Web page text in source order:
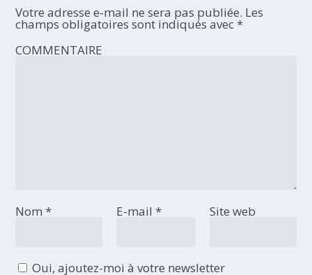
Votre adresse e-mail ne sera pas publiée. Les
champs obligatoires sont indiqués avec*
COMMENTAIRE
Nom* E-mail * Site web
Oui, ajoutez-moi à votre newsletter